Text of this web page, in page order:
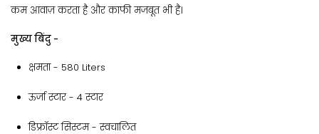
कम आवाज़ करता है और काफी मजबूत भी है।
मुख्य बिंदु -
क्षमता​ - ‎580 Liters
ऊर्जा स्टार - 4 स्टार
डिफ्रॉस्ट सिस्टम - स्वचालित